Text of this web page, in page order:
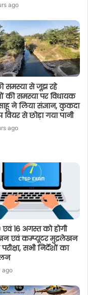
ago
समस्या से जूझ रहे
की समस्या पर विधायक
ने लिया संज्ञान, कुकदा
से छोड़ा गया पानी
ago
16 अगस्त को होगी
एवं कम्प्यूटर मुद्रलेखन
सभी निर्देशों का
ago